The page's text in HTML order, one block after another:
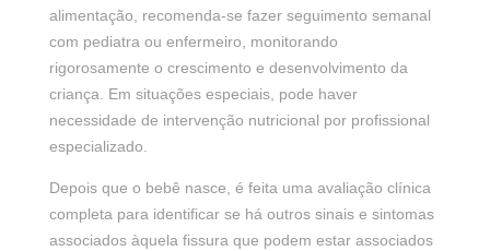
alimentação, recomenda-se fazer seguimento semanal
com pediatra ou enfermeiro, monitorando
rigorosamente o crescimento e desenvolvimento da
criança. Em situações especiais, pode haver
necessidade de intervenção nutricional por profissional
especializado.
Depois que o bebê nasce, é feita uma avaliação clínica
completa para identificar se há outros sinais e sintomas
associados àquela fissura que podem estar associados